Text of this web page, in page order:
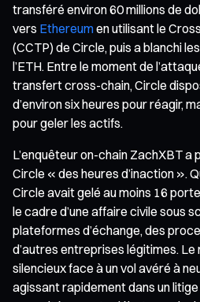
transféré environ 60 millions de
vers Ethereumen utilisant le
(CCTP) de Circle, puis a blanchi
l’ETH. Entre le moment de
transfert cross-chain, Circle
d’environ six heures pour réagir,
pour geler les actifs.
L’enquêteur on-chain ZachXBT
Circle « des heures d’inaction ».
Circle avait gelé au moins 16
le cadre d’une affaire civile sous
plateformes d’échange, des
d’autres entreprises légitimes.
silencieux face à un vol avéré à
agissant rapidement dans un